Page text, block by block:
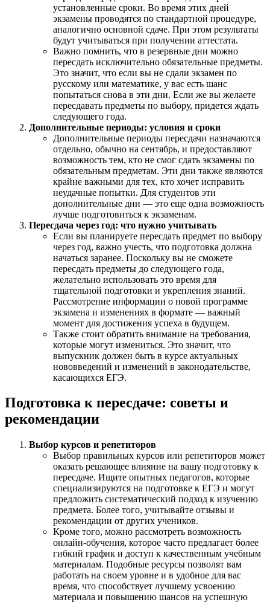
установленные сроки. Во время этих дней
экзамены проводятся по стандартной процедуре,
аналогично основной сдаче. При этом результаты
будут учитываться при получении аттестата.
Важно помнить, что в резервные дни можно
пересдать исключительно обязательные предметы.
Это значит, что если вы не сдали экзамен по
русскому или математике, у вас есть шанс
попытаться снова в эти дни. Если же вы желаете
пересдавать предметы по выбору, придется ждать
следующего года.
Дополнительные периоды: условия и сроки
Дополнительные периоды пересдачи назначаются
отдельно, обычно на сентябрь, и предоставляют
возможность тем, кто не смог сдать экзамены по
обязательным предметам. Эти дни также являются
крайне важными для тех, кто хочет исправить
неудачные попытки. Для студентов эти
дополнительные дни — это еще одна возможность
лучше подготовиться к экзаменам.
Пересдача через год: что нужно учитывать
Если вы планируете пересдать предмет по выбору
через год, важно учесть, что подготовка должна
начаться заранее. Поскольку вы не сможете
пересдать предметы до следующего года,
желательно использовать это время для
тщательной подготовки и укрепления знаний.
Рассмотрение информации о новой программе
экзамена и изменениях в формате — важный
момент для достижения успеха в будущем.
Также стоит обратить внимание на требования,
которые могут измениться. Это значит, что
выпускник должен быть в курсе актуальных
нововведений и изменений в законодательстве,
касающихся ЕГЭ.
Подготовка к пересдаче: советы и
рекомендации
Выбор курсов и репетиторов
Выбор правильных курсов или репетиторов может
оказать решающее влияние на вашу подготовку к
пересдаче. Ищите опытных педагогов, которые
специализируются на подготовке к ЕГЭ и могут
предложить систематический подход к изучению
предмета. Более того, учитывайте отзывы и
рекомендации от других учеников.
Кроме того, можно рассмотреть возможность
онлайн-обучения, которое часто предлагает более
гибкий график и доступ к качественным учебным
материалам. Подобные ресурсы позволят вам
работать на своем уровне и в удобное для вас
время, что способствует лучшему усвоению
материала и повышению шансов на успешную